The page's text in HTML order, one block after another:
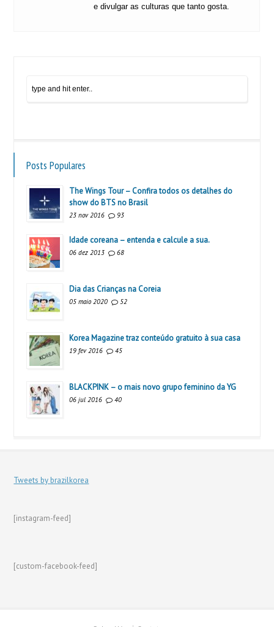
e divulgar as culturas que tanto gosta.
Posts Populares
The Wings Tour – Confira todos os detalhes do
show do BTS no Brasil
23 nov 2016 93
Idade coreana – entenda e calcule a sua.
06 dez 2013 68
Dia das Crianças na Coreia
05 maio 2020 52
Korea Magazine traz conteúdo gratuito à sua casa
19 fev 2016 45
BLACKPINK – o mais novo grupo feminino da YG
06 jul 2016 40
Tweets by brazilkorea
[instagram-feed]
[custom-facebook-feed]